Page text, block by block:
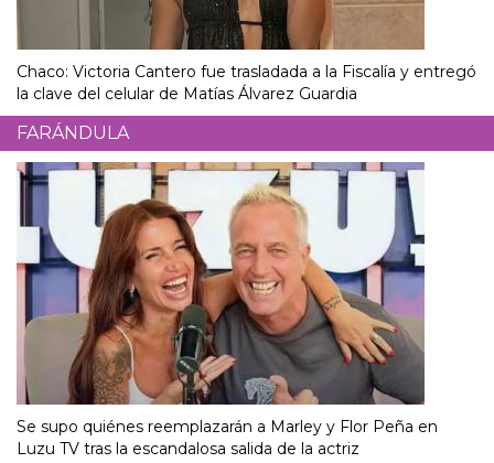
Chaco: Victoria Cantero fue trasladada a la Fiscalía y entregó
la clave del celular de Matías Álvarez Guardia
FARÁNDULA
Se supo quiénes reemplazarán a Marley y Flor Peña en
Luzu TV tras la escandalosa salida de la actriz